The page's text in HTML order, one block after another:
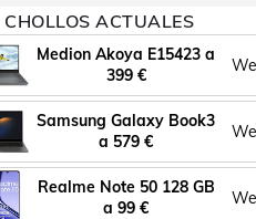
CHOLLOS ACTUALES
Medion Akoya E15423 a
399 €
Samsung Galaxy Book3
a 579 €
Realme Note 50 128 GB
a 99 €